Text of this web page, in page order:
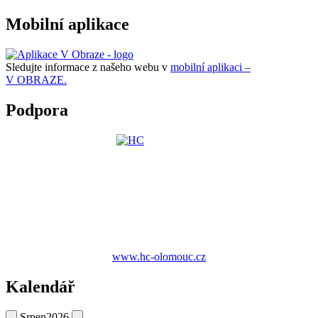
Mobilní aplikace
Sledujte informace z našeho webu v mobilní aplikaci –
V OBRAZE.
Podpora
www.hc-olomouc.cz
Kalendář